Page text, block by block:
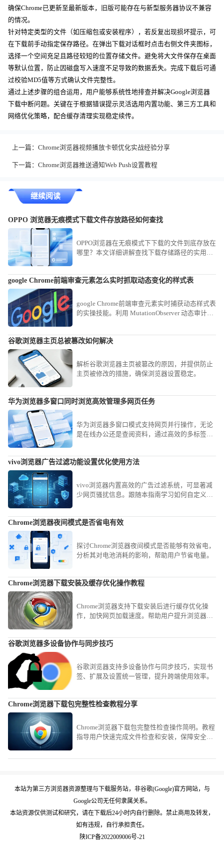
确保Chrome已更新至最新版本，旧版可能存在与新型服务器协议不兼容
的情况。
针对特定类型的文件（如压缩包或安装程序），若反复出现损坏提示，可
在下载前手动指定保存路径。在弹出下载对话框时点击右侧文件夹图标，
选择一个空间充足且路径较短的位置存储文件。避免将大文件保存在桌面
等默认位置，防止因磁盘写入速度不足导致的数据丢失。完成下载后可通
过校验MD5值等方式确认文件完整性。
通过上述步骤的组合运用，用户能够系统性地排查并解决Google浏览器
下载中断问题。关键在于根据错误提示灵活选用内置功能、第三方工具和
网络优化策略，配合缓存清理实现稳定续传。
上一篇： Chrome浏览器视频播放卡顿优化实战经验分享
下一篇： Chrome浏览器推送通知Web Push设置教程
继续阅读
OPPO 浏览器无痕模式下载文件存放路径如何查找
OPPO浏览器在无痕模式下下载的文件到底存放在
哪里？本文详细讲解查找下载存储路径的实用方
google Chrome前端审查元素怎么实时抓取动态变化的样式表
google Chrome前端审查元素实时捕获动态样式表
的实操技能。利用 MutationObserver 动态审计视
谷歌浏览器主页总被篡改如何解决
解析谷歌浏览器主页被篡改的原因，并提供防止
主页被修改的措施，确保浏览器设置稳定。
华为浏览器多窗口同时浏览高效管理多网页任务
华为浏览器多窗口模式支持网页并行操作，无论
是在线办公还是查阅资料，通过高效的多标签页
vivo浏览器广告过滤功能设置优化使用方法
vivo浏览器内置高效的广告过滤系统，可显著减
少网页骚扰信息。跟随本指南学习如何自定义拦
Chrome浏览器夜间模式是否省电有效
探讨Chrome浏览器夜间模式是否能够有效省电，
分析其对电池消耗的影响，帮助用户节省电量。
Chrome浏览器下载安装及缓存优化操作教程
Chrome浏览器支持下载安装后进行缓存优化操
作，加快网页加载速度。帮助用户提升浏览器性
谷歌浏览器多设备协作与同步技巧
谷歌浏览器支持多设备协作与同步技巧，实现书
签、扩展及设置统一管理，提升跨端使用效率。
Chrome浏览器下载包完整性检查教程分享
Chrome浏览器下载包完整性检查操作简明。教程
指导用户快速完成文件检查和安装，保障安全，
本站为第三方浏览器资源整理与下载服务站，非谷歌(Google)官方网站，与
Google公司无任何隶属关系。
本站资源仅供测试和研究，请在下载后24小时内自行删除。禁止商用及转发，
如有违规，自行承担责任。
陕ICP备2022009006号-21